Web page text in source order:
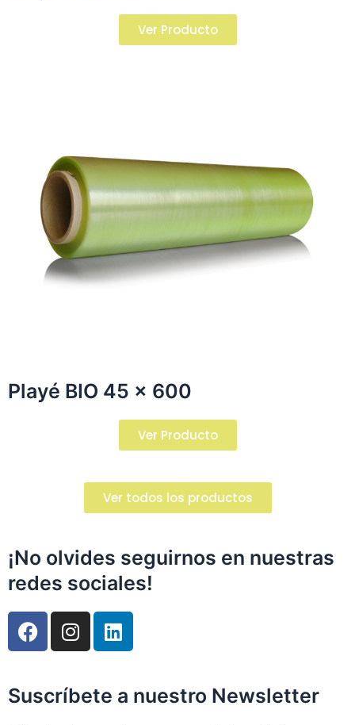
Ver Producto
Playé BIO 45 x 600​
Ver Producto
Ver todos los productos
¡No olvides seguirnos en nuestras
redes sociales!
F
a
b
I
n
a
L
i
e
Suscríbete a nuestro Newsletter